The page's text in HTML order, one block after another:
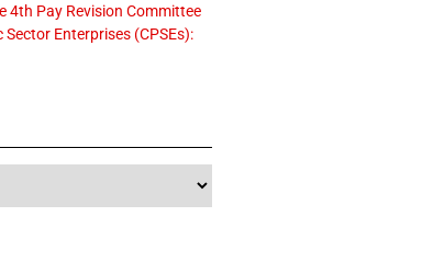
4th Pay Revision Committee
Enterprises (CPSEs):